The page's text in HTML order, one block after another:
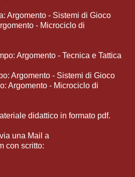
Argomento - Sistemi di Gioco
- Microciclo di
Argomento - Tecnica e Tattica
Argomento - Sistemi di Gioco
Argomento - Microciclo di
didattico in formato pdf.
una Mail a
con scritto: